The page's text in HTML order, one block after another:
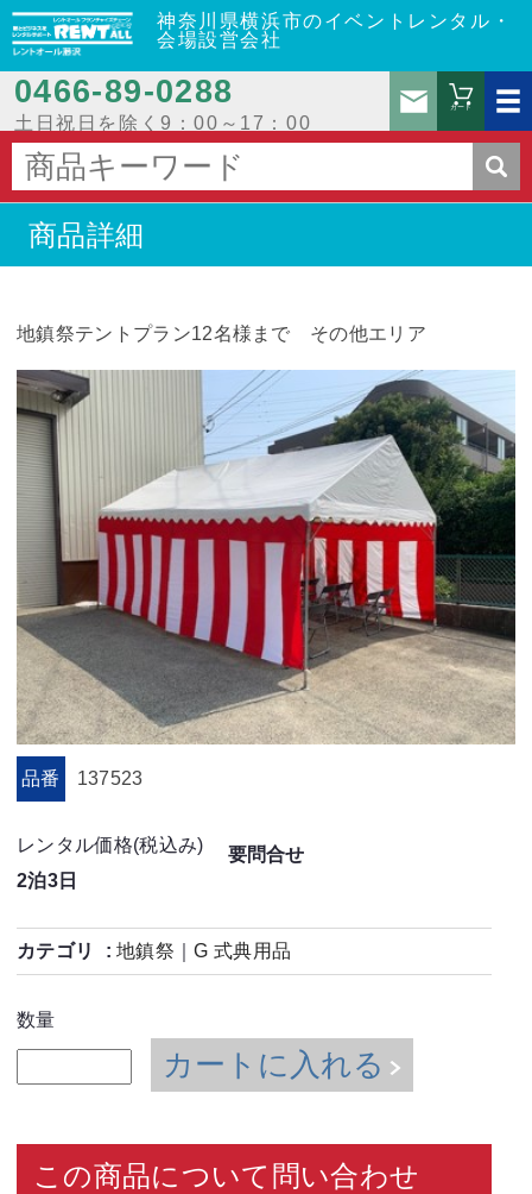
神奈川県横浜市のイベントレンタル・
会場設営会社
0466‐89‐0288
土日祝日を除く9：00～17：00
お問
カート
商品詳細
地鎮祭テントプラン12名様まで その他エリア
品番 137523
レンタル価格(税込み)
2泊3日
要問合せ
カテゴリ 地鎮祭 ｜G 式典用品
数量
カートに入れる
この商品について問い合わせ